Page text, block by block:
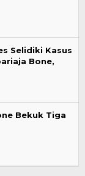
Selidiki Kasus
Bone,
Bekuk Tiga